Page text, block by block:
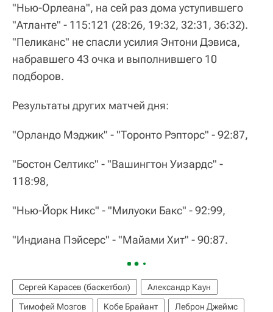
"Нью-Орлеана", на сей раз дома уступившего
"Атланте" - 115:121 (28:26, 19:32, 32:31, 36:32).
"Пеликанс" не спасли усилия Энтони Дэвиса,
набравшего 43 очка и выполнившего 10
подборов.
Результаты других матчей дня:
"Орландо Мэджик" - "Торонто Рэпторс" - 92:87,
"Бостон Селтикс" - "Вашингтон Уизардс" -
118:98,
"Нью-Йорк Никс" - "Милуоки Бакс" - 92:99,
"Индиана Пэйсерс" - "Майами Хит" - 90:87.
Сергей Карасев (баскетбол)
Александр Каун
Тимофей Мозгов
Кобе Брайант
Леброн Джеймс